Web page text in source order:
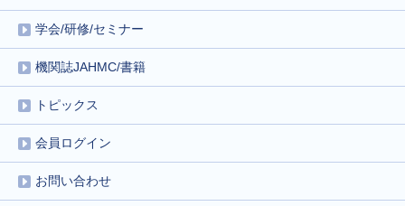
学会/研修/セミナー
機関誌JAHMC/書籍
トピックス
会員ログイン
お問い合わせ